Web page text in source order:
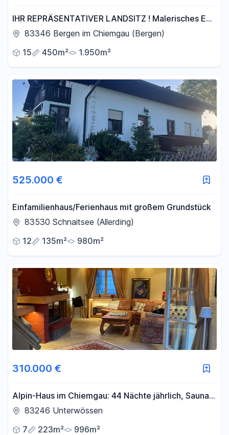
IHR REPRÄSENTATIVER LANDSITZ ! Malerisches EFH
/ MFH mit Potential
83346 Bergen im Chiemgau (Bergen)
15
450m² 1.950m²
525.000 €
Einfamilienhaus/Ferienhaus mit großem Grundstück
83530 Schnaitsee (Allerding)
12
135m² 980m²
310.000 €
Alpin-Haus im Chiemgau: 44 Nächte jährlich, Sauna
& Bergblick
83246 Unterwössen
7
223m² 996m²